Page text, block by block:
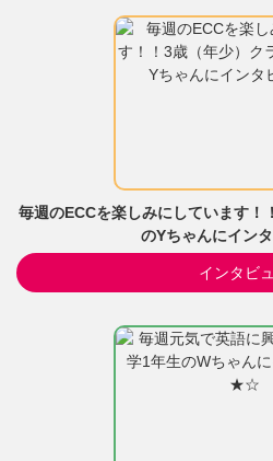
毎週のECCを楽しみにしています！
のYちゃんにイン
インタビ